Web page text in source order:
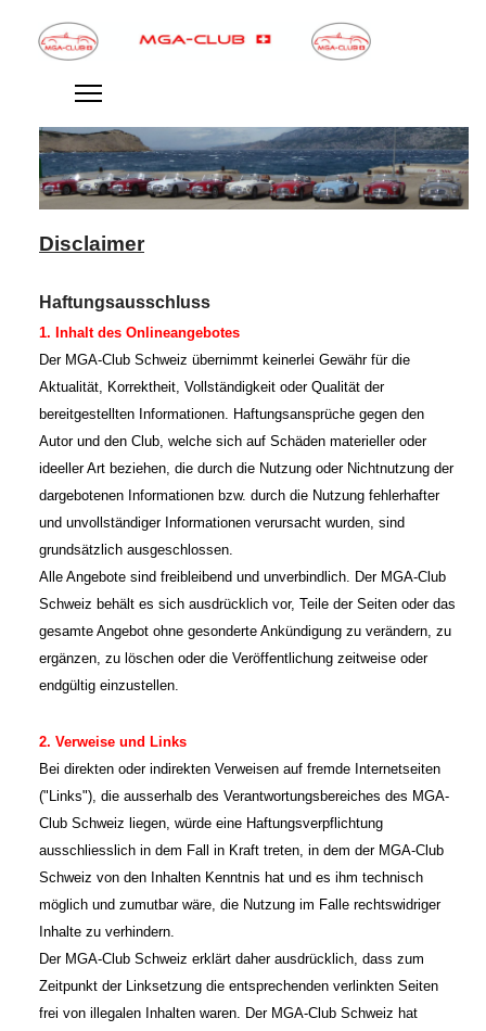
Disclaimer
Haftungsausschluss
1. Inhalt des Onlineangebotes
Der MGA-Club Schweiz übernimmt keinerlei Gewähr für die
Aktualität, Korrektheit, Vollständigkeit oder Qualität der
bereitgestellten Informationen. Haftungsansprüche gegen den
Autor und den Club, welche sich auf Schäden materieller oder
ideeller Art beziehen, die durch die Nutzung oder Nichtnutzung der
dargebotenen Informationen bzw. durch die Nutzung fehlerhafter
und unvollständiger Informationen verursacht wurden, sind
grundsätzlich ausgeschlossen.
Alle Angebote sind freibleibend und unverbindlich. Der MGA-Club
Schweiz behält es sich ausdrücklich vor, Teile der Seiten oder das
gesamte Angebot ohne gesonderte Ankündigung zu verändern, zu
ergänzen, zu löschen oder die Veröffentlichung zeitweise oder
endgültig einzustellen.
2. Verweise und Links
Bei direkten oder indirekten Verweisen auf fremde Internetseiten
("Links"), die ausserhalb des Verantwortungsbereiches des MGA-
Club Schweiz liegen, würde eine Haftungsverpflichtung
ausschliesslich in dem Fall in Kraft treten, in dem der MGA-Club
Schweiz von den Inhalten Kenntnis hat und es ihm technisch
möglich und zumutbar wäre, die Nutzung im Falle rechtswidriger
Inhalte zu verhindern.
Der MGA-Club Schweiz erklärt daher ausdrücklich, dass zum
Zeitpunkt der Linksetzung die entsprechenden verlinkten Seiten
frei von illegalen Inhalten waren. Der MGA-Club Schweiz hat